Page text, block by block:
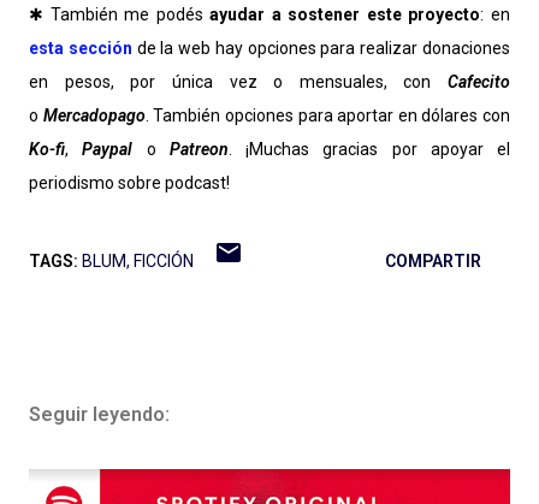
✱ También me podésayudar a sostener este proyecto: en
esta sección de la web hay opciones para realizar donaciones
en pesos, por única vez o mensuales, con Cafecito
o Mercadopago. También opciones para aportar en dólares con
Ko-fi,Paypal o Patreon. ¡Muchas gracias por apoyar el
periodismo sobre podcast!
TAGS: BLUM FICCIÓN COMPARTIR
Seguir leyendo: